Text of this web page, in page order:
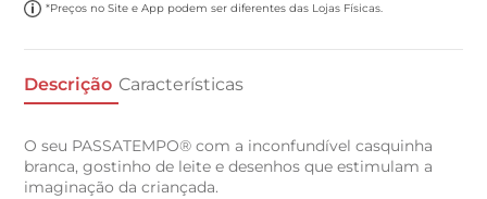
*Preços no Site e App podem ser diferentes das Lojas Físicas.
Descrição Características
O seu PASSATEMPO® com a inconfundível casquinha
branca, gostinho de leite e desenhos que estimulam a
imaginação da criançada.